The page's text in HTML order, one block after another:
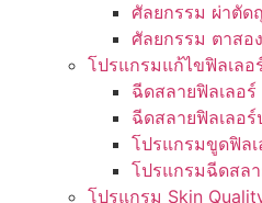
ศัลยกรรม ผ่าตัด
ศัลยกรรม ตาสอ
โปรแกรมแก้ไขฟิลเลอ
ฉีดสลายฟิลเลอร์
ฉีดสลายฟิลเลอร์
โปรแกรมขูดฟิลเ
โปรแกรมฉีดสล
โปรแกรม Skin